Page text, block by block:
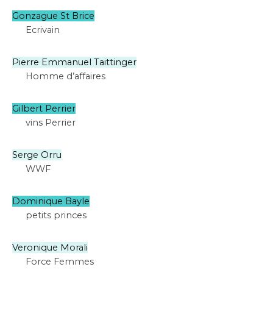
Gonzague St Brice
Ecrivain
Pierre Emmanuel Taittinger
Homme d’affaires
Gilbert Perrier
vins Perrier
Serge Orru
WWF
Dominique Bayle
petits princes
Veronique Morali
Force Femmes